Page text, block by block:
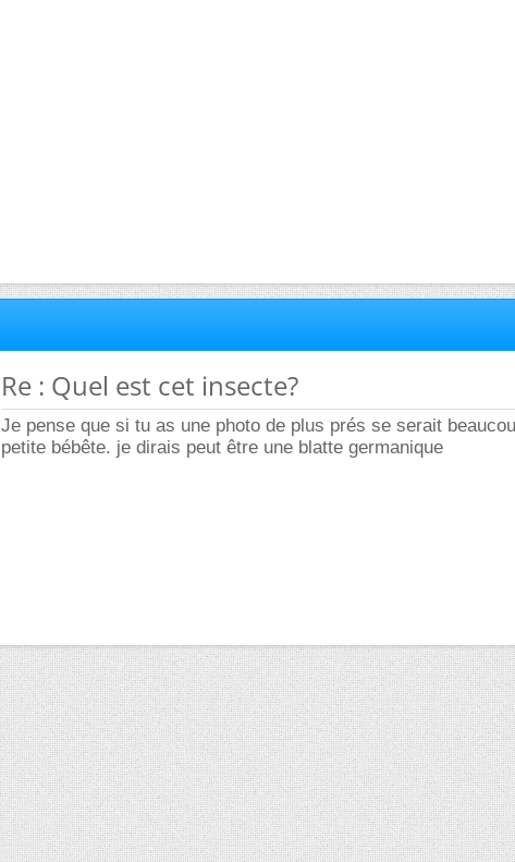
Re : Quel est cet insecte?
Je pense que si tu as une photo de plus prés se serait
petite bébête. je dirais peut être une blatte germanique